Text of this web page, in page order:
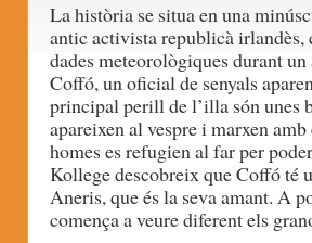
La història se situa en una
antic activista republicà
dades meteorològiques durant
Coffó, un oficial de senyals
principal perill de l’illa són unes
apareixen al vespre i marxen
homes es refugien al far per
Kollege descobreix que Coffó té
Aneris, que és la seva amant. A
comença a veure diferent els